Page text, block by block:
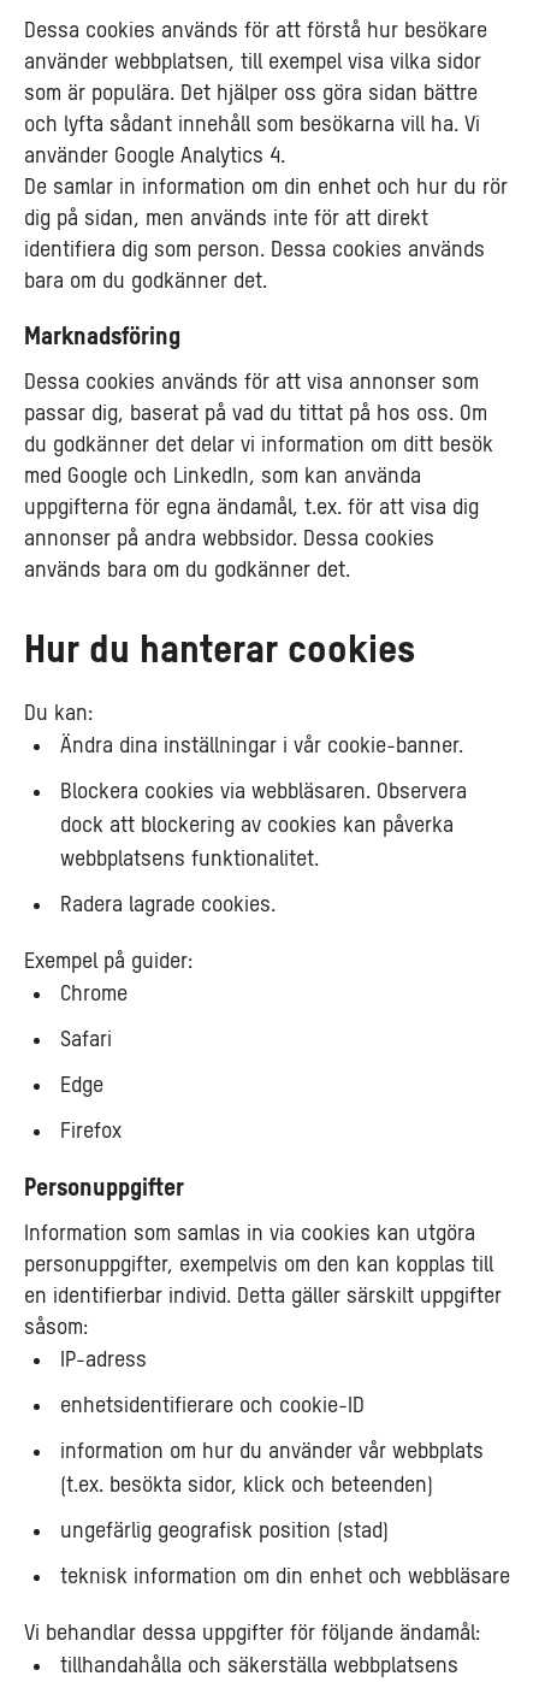
Dessa cookies används för att förstå hur besökare
använder webbplatsen, till exempel visa vilka sidor
som är populära. Det hjälper oss göra sidan bättre
och lyfta sådant innehåll som besökarna vill ha. Vi
använder Google Analytics 4.
De samlar in information om din enhet och hur du rör
dig på sidan, men används inte för att direkt
identifiera dig som person. Dessa cookies används
bara om du godkänner det.
Marknadsföring
Dessa cookies används för att visa annonser som
passar dig, baserat på vad du tittat på hos oss. Om
du godkänner det delar vi information om ditt besök
med Google och LinkedIn, som kan använda
uppgifterna för egna ändamål, t.ex. för att visa dig
annonser på andra webbsidor. Dessa cookies
används bara om du godkänner det.
Hur du hanterar cookies
Du kan:
Ändra dina inställningar i vår cookie-banner.
Blockera cookies via webbläsaren. Observera
dock att blockering av cookies kan påverka
webbplatsens funktionalitet.
Radera lagrade cookies.
Exempel på guider:
Chrome
Safari
Edge
Firefox
Personuppgifter
Information som samlas in via cookies kan utgöra
personuppgifter, exempelvis om den kan kopplas till
en identifierbar individ. Detta gäller särskilt uppgifter
såsom:
IP-adress
enhetsidentifierare och cookie-ID
information om hur du använder vår webbplats
(t.ex. besökta sidor, klick och beteenden)
ungefärlig geografisk position (stad)
teknisk information om din enhet och webbläsare
Vi behandlar dessa uppgifter för följande ändamål:
tillhandahålla och säkerställa webbplatsens